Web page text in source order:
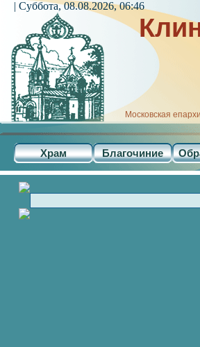
Московская
Храм Благочиние
| Суббота, 08.08.2026, 06:46